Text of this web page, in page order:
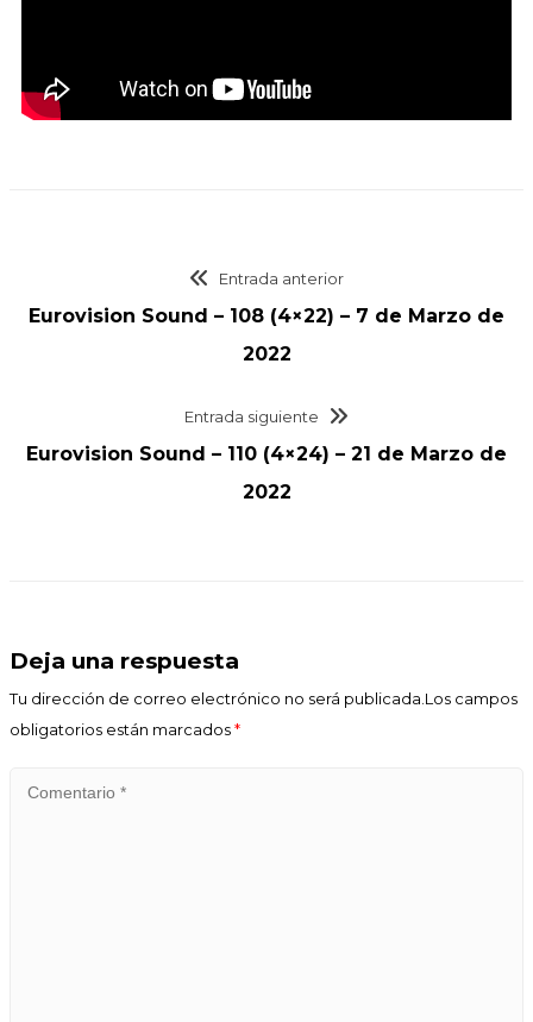
Entrada anterior
Eurovision Sound – 108 (4×22) – 7 de Marzo de
2022
Entrada siguiente
Eurovision Sound – 110 (4×24) – 21 de Marzo de
2022
Deja una respuesta
Tu dirección de correo electrónico no será publicada.Los campos
obligatorios están marcados*